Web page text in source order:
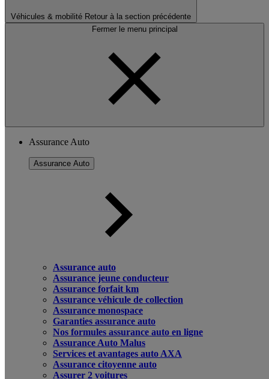
Véhicules & mobilité Retour à la section précédente
Fermer le menu principal
Assurance Auto
Assurance Auto
Assurance auto
Assurance jeune conducteur
Assurance forfait km
Assurance véhicule de collection
Assurance monospace
Garanties assurance auto
Nos formules assurance auto en ligne
Assurance Auto Malus
Services et avantages auto AXA
Assurance citoyenne auto
Assurer 2 voitures